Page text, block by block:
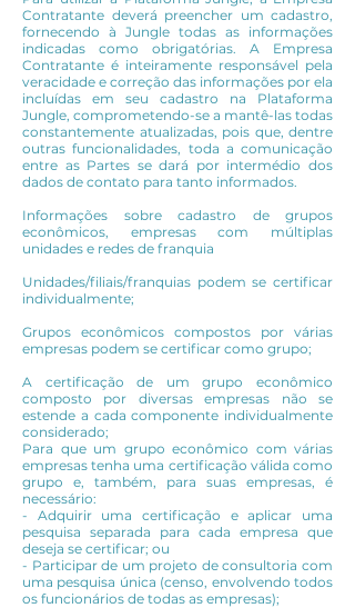
Contratante deverá preencher um cadastro,
fornecendo à Jungle todas as informações
indicadas como obrigatórias. A Empresa
Contratante é inteiramente responsável pela
veracidade e correção das informações por ela
incluídas em seu cadastro na Plataforma
Jungle, comprometendo-se a mantê-las todas
constantemente atualizadas, pois que, dentre
outras funcionalidades, toda a comunicação
entre as Partes se dará por intermédio dos
dados de contato para tanto informados.
Informações sobre cadastro de grupos
econômicos, empresas com múltiplas
unidades e redes de franquia
Unidades/filiais/franquias podem se certificar
individualmente;
Grupos econômicos compostos por várias
empresas podem se certificar como grupo;
A certificação de um grupo econômico
composto por diversas empresas não se
estende a cada componente individualmente
considerado;
Para que um grupo econômico com várias
empresas tenha uma certificação válida como
grupo e, também, para suas empresas, é
necessário:
- Adquirir uma certificação e aplicar uma
pesquisa separada para cada empresa que
deseja se certificar; ou
- Participar de um projeto de consultoria com
uma pesquisa única (censo, envolvendo todos
os funcionários de todas as empresas);